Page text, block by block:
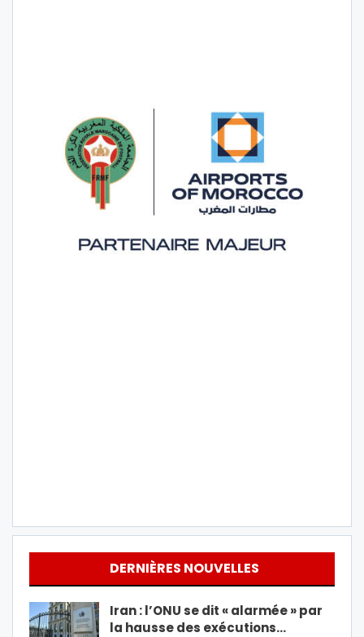
DERNIÈRES NOUVELLES
Iran : l’ONU se dit « alarmée » par
la hausse des exécutions…